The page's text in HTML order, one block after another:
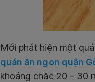
Mới phát hiện một
quán ăn ngon quận
khoảng chắc 20 – 30